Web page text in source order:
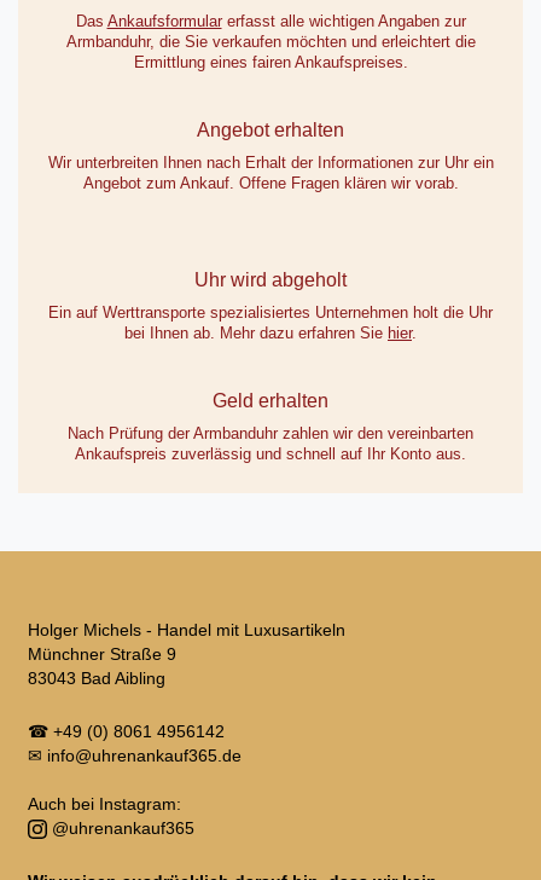
Das Ankaufsformularerfasst alle wichtigen Angaben zur
Armbanduhr, die Sie verkaufen möchten und erleichtert die
Ermittlung eines fairen Ankaufspreises.
Angebot erhalten
Wir unterbreiten Ihnen nach Erhalt der Informationen zur Uhr ein
Angebot zum Ankauf. Offene Fragen klären wir vorab.
Uhr wird abgeholt
Ein auf Werttransporte spezialisiertes Unternehmen holt die Uhr
bei Ihnen ab. Mehr dazu erfahren Sie hier.
Geld erhalten
Nach Prüfung der Armbanduhr zahlen wir den vereinbarten
Ankaufspreis zuverlässig und schnell auf Ihr Konto aus.
Holger Michels - Handel mit Luxusartikeln
Münchner Straße 9
83043 Bad Aibling
☎ +49 (0) 8061 4956142
✉ info@uhrenankauf365.de
Auch bei Instagram:
@uhrenankauf365